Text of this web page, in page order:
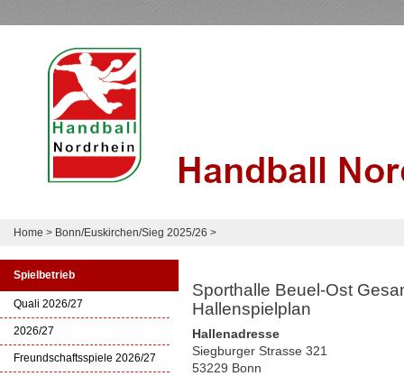
Home > Bonn/Euskirchen/Sieg 2025/26 >
Spielbetrieb
Quali 2026/27
2026/27
Freundschaftsspiele 2026/27
Sporthalle Beuel-Ost
Hallenspielplan
Hallenadresse
Siegburger Strasse 321
53229 Bonn